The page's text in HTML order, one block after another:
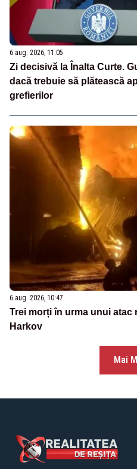
6 aug. 2026, 11:05
Zi decisivă la Înalta Curte.
dacă trebuie să plătească
grefierilor
6 aug. 2026, 10:47
Trei morți în urma unui
Harkov
Mai